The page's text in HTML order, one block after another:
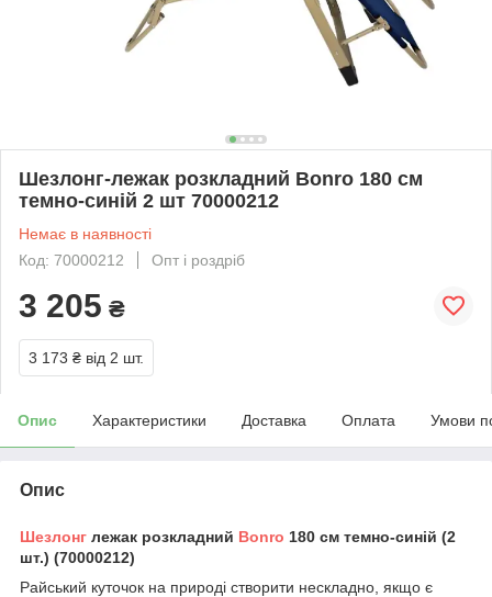
Шезлонг-лежак розкладний Bonro 180 см
темно-синій 2 шт 70000212
Немає в наявності
Код: 70000212
Опт і роздріб
3 205 ₴
3 173 ₴ від 2 шт.
Опис Характеристики Доставка Оплата Умови
Опис
Шезлонг лежак розкладний Bonro 180 см темно-синій (2
шт.) (70000212)
Райський куточок на природі створити нескладно, якщо є